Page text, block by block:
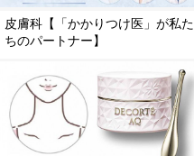
皮膚科【「かかりつけ医」が私た
ちのパートナー】